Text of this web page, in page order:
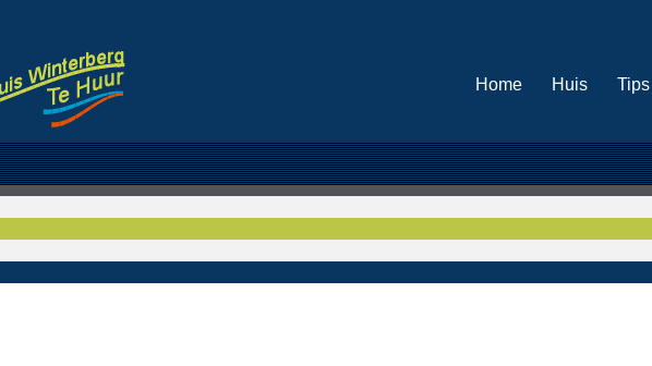
Home Huis Tips